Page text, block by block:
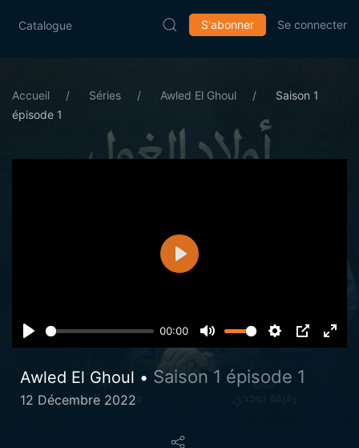
Catalogue S'abonner Se connecter
Accueil Séries Awled El Ghoul
Saison 1
épisode 1
00:00
Lecture
Awled El Ghoul • Saison 1 épisode 1
12 Décembre 2022